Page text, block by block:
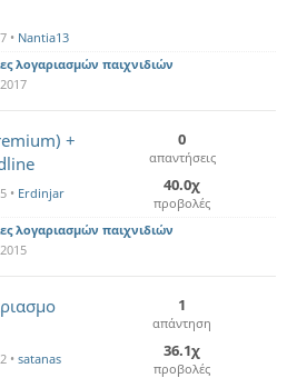
• Nantia13
λογαριασμών παιχνιδιών
+
• Erdinjar
0
απαντήσεις
40.0χ
προβολές
λογαριασμών παιχνιδιών
• satanas
1
απάντηση
36.1χ
προβολές